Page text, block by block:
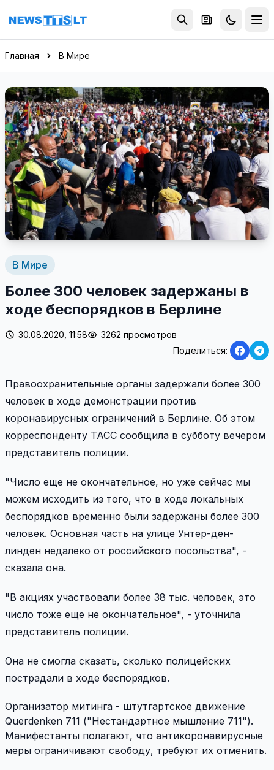
Перейти к содержимому
Главная В Мире
В Мире
Более 300 человек задержаны в
ходе беспорядков в Берлине
30.08.2020, 11:58
3262 просмотров
Поделиться:
Правоохранительные органы задержали более 300
человек в ходе демонстрации против
коронавирусных ограничений в Берлине. Об этом
корреспонденту ТАСС сообщила в субботу вечером
представитель полиции.
"Число еще не окончательное, но уже сейчас мы
можем исходить из того, что в ходе локальных
беспорядков временно были задержаны более 300
человек. Основная часть на улице Унтер-ден-
линден недалеко от российского посольства", -
сказала она.
"В акциях участвовали более 38 тыс. человек, это
число тоже еще не окончательное", - уточнила
представитель полиции.
Она не смогла сказать, сколько полицейских
пострадали в ходе беспорядков.
Организатор митинга - штутгартское движение
Querdenken 711 ("Нестандартное мышление 711").
Манифестанты полагают, что антикоронавирусные
меры ограничивают свободу, требуют их отменить.